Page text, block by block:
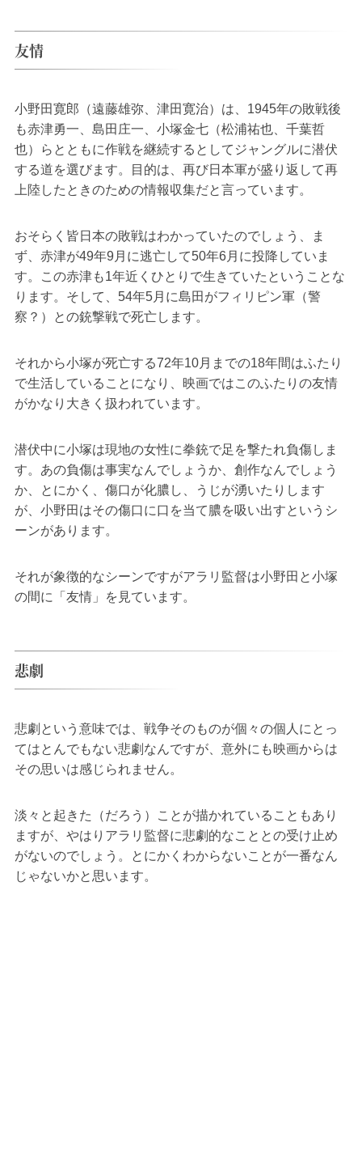
友情
小野田寛郎（遠藤雄弥、津田寛治）は、1945年の敗戦後
も赤津勇一、島田庄一、小塚金七（松浦祐也、千葉哲
也）らとともに作戦を継続するとしてジャングルに潜伏
する道を選びます。目的は、再び日本軍が盛り返して再
上陸したときのための情報収集だと言っています。
おそらく皆日本の敗戦はわかっていたのでしょう、ま
ず、赤津が49年9月に逃亡して50年6月に投降していま
す。この赤津も1年近くひとりで生きていたということな
ります。そして、54年5月に島田がフィリピン軍（警
察？）との銃撃戦で死亡します。
それから小塚が死亡する72年10月までの18年間はふたり
で生活していることになり、映画ではこのふたりの友情
がかなり大きく扱われています。
潜伏中に小塚は現地の女性に拳銃で足を撃たれ負傷しま
す。あの負傷は事実なんでしょうか、創作なんでしょう
か、とにかく、傷口が化膿し、うじが湧いたりします
が、小野田はその傷口に口を当て膿を吸い出すというシ
ーンがあります。
それが象徴的なシーンですがアラリ監督は小野田と小塚
の間に「友情」を見ています。
悲劇
悲劇という意味では、戦争そのものが個々の個人にとっ
てはとんでもない悲劇なんですが、意外にも映画からは
その思いは感じられません。
淡々と起きた（だろう）ことが描かれていることもあり
ますが、やはりアラリ監督に悲劇的なこととの受け止め
がないのでしょう。とにかくわからないことが一番なん
じゃないかと思います。